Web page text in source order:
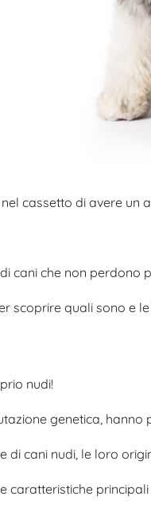
cassetto di avere un
cani che non perdono
scoprire quali sono e
nudi!
genetica, hanno
di cani nudi, le loro
caratteristiche